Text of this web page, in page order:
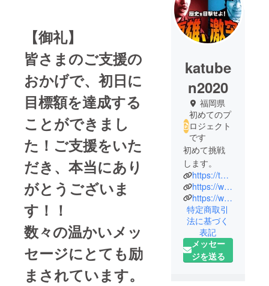
【御礼】
皆さまのご支援の
おかげで、初日に
目標額を達成する
ことができまし
た！ご支援をいた
だき、本当にあり
がとうございま
す！！
数々の温かいメッ
セージにとても励
まされています。
katube
n2020
福岡県
初めてのプ
ロジェクト
です
初めて挑戦
します。
https://twitter.com/katuben2020
https://www.instagram.com/hakata_katubenparadaise
https://www.facebook.com/hakatakatupara
特定商取引
法に基づく
表記
メッセー
ジを送る